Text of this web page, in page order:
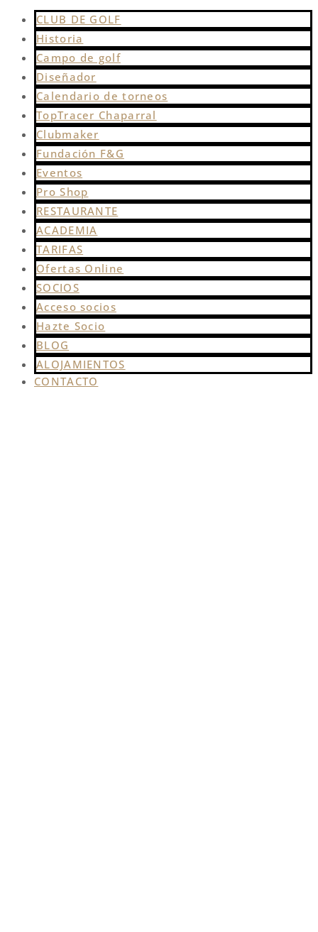
CLUB DE GOLF
Historia
Campo de golf
Diseñador
Calendario de torneos
TopTracer Chaparral
Clubmaker
Fundación F&G
Eventos
Pro Shop
RESTAURANTE
ACADEMIA
TARIFAS
Ofertas Online
SOCIOS
Acceso socios
Hazte Socio
BLOG
ALOJAMIENTOS
CONTACTO